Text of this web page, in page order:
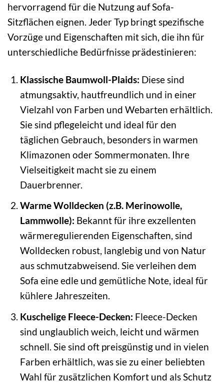
hervorragend für die Nutzung auf Sofa-
Sitzflächen eignen. Jeder Typ bringt spezifische
Vorzüge und Eigenschaften mit sich, die ihn für
unterschiedliche Bedürfnisse prädestinieren:
Klassische Baumwoll-Plaids: Diese sind
atmungsaktiv, hautfreundlich und in einer
Vielzahl von Farben und Webarten erhältlich.
Sie sind pflegeleicht und ideal für den
täglichen Gebrauch, besonders in warmen
Klimazonen oder Sommermonaten. Ihre
Vielseitigkeit macht sie zu einem
Dauerbrenner.
Warme Wolldecken (z.B. Merinowolle,
Lammwolle): Bekannt für ihre exzellenten
wärmeregulierenden Eigenschaften, sind
Wolldecken robust, langlebig und von Natur
aus schmutzabweisend. Sie verleihen dem
Sofa eine edle und gemütliche Note, ideal für
kühlere Jahreszeiten.
Kuschelige Fleece-Decken: Fleece-Decken
sind unglaublich weich, leicht und wärmen
schnell. Sie sind oft preisgünstig und in vielen
Farben erhältlich, was sie zu einer beliebten
Wahl für zusätzlichen Komfort und als Schutz